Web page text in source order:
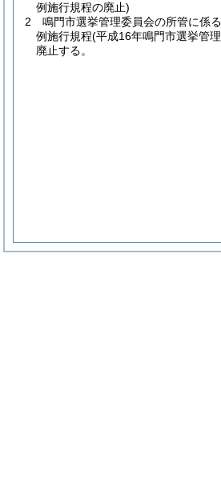
例施行規程の廃止)
2
鳴門市選挙管理委員会の所管に係
例施行規程(平成16年鳴門市選挙管
廃止する。